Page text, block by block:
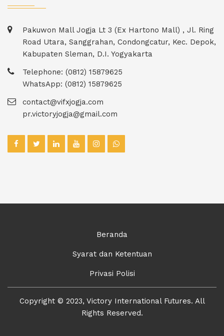
Pakuwon Mall Jogja Lt 3 (Ex Hartono Mall) , Jl. Ring
Road Utara, Sanggrahan, Condongcatur, Kec. Depok,
Kabupaten Sleman, D.I. Yogyakarta
Telephone: (0812) 15879625
WhatsApp: (0812) 15879625
contact@vifxjogja.com
pr.victoryjogja@gmail.com
Beranda
Syarat dan Ketentuan
Privasi Polisi
Copyright © 2023, Victory International Futures. All
Rights Reserved.